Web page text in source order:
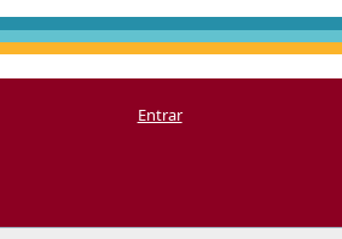
Entrar